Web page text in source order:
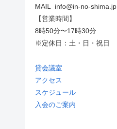
MAIL info@in-no-shima.jp
【営業時間】
8時50分〜17時30分
※定休日：土・日・祝日
貸会議室
アクセス
スケジュール
入会のご案内